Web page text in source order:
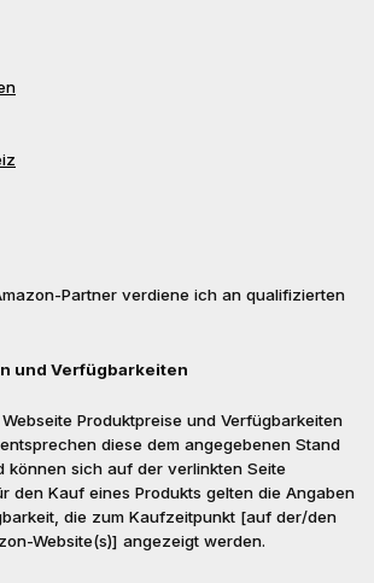
Partner verdiene ich an qualifizierten
und Verfügbarkeiten
Produktpreise und Verfügbarkeiten
diese dem angegebenen Stand
können sich auf der verlinkten Seite
den Kauf eines Produkts gelten die Angaben
die zum Kaufzeitpunkt [auf der/den
Website(s)] angezeigt werden.